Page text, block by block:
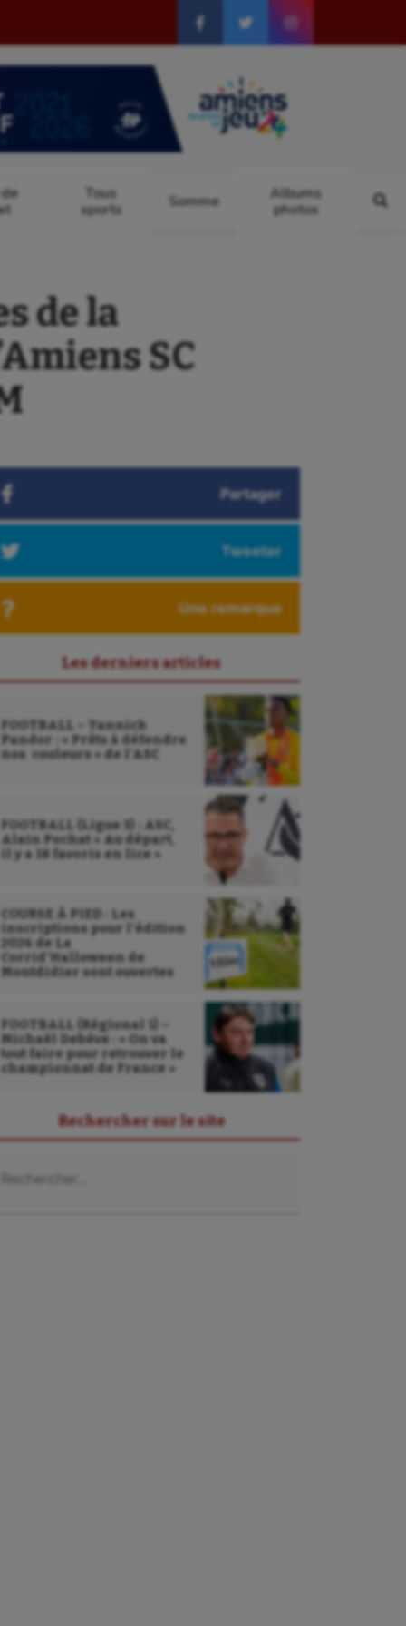
Tous
sports
Somme
Albums
photos
de la
SC
Partager
Tweeter
Une remarque
Les derniers articles
FOOTBALL – Yannick
Pandor : « Prêts à défendre
nos couleurs » de l’ASC
FOOTBALL (Ligue 3) : ASC,
Alain Pochat « Au départ,
il y a 18 favoris en lice »
COURSE À PIED : Les
inscriptions pour l’édition
2026 de La
Corrid’Halloween de
Montdidier sont ouvertes
FOOTBALL (Régional 1) –
Michaël Debève : « On va
tout faire pour retrouver le
championnat de France »
Rechercher sur le site